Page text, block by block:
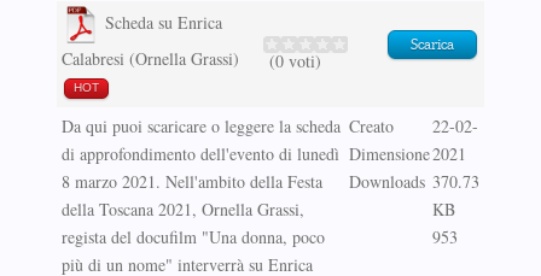
Scheda su Enrica
Calabresi (Ornella Grassi)
HOT
(0 voti)
Scarica
Da qui puoi scaricare o leggere la scheda
di approfondimento dell'evento di lunedì
8 marzo 2021. Nell'ambito della Festa
della Toscana 2021, Ornella Grassi,
regista del docufilm "Una donna, poco
più di un nome" interverrà su Enrica
Creato
Dimensione
Downloads
22-02-
2021
370.73
KB
953